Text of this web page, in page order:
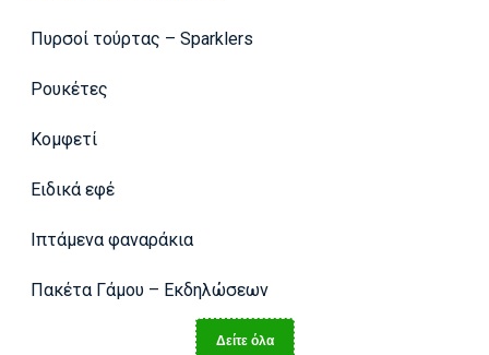
Πυρσοί τούρτας – Sparklers
Ρουκέτες
Κομφετί
Ειδικά εφέ
Ιπτάμενα φαναράκια
Πακέτα Γάμου – Εκδηλώσεων
Δείτε όλα